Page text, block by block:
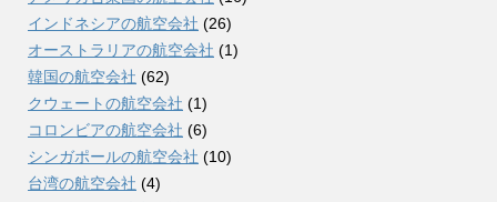
インドネシアの航空会社 (26)
オーストラリアの航空会社 (1)
韓国の航空会社 (62)
クウェートの航空会社 (1)
コロンビアの航空会社 (6)
シンガポールの航空会社 (10)
台湾の航空会社 (4)